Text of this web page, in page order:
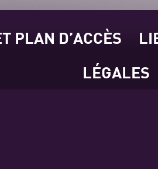
PLAN D’ACCÈS
LÉGALES